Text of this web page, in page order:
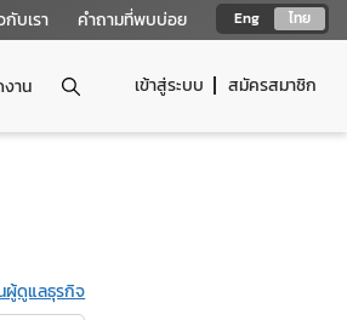
Eng ไทย
กับเรา คำถามที่พบบ่อย
เข้าสู่ระบบ สมัครสมาชิก
าน
ผู้ดูแลธุรกิจ